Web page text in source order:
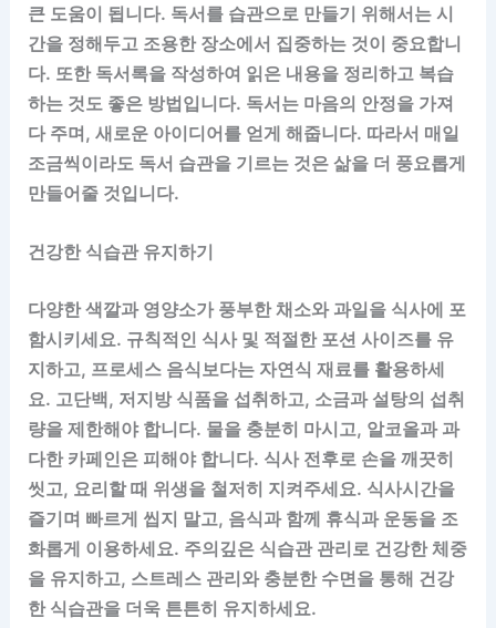
큰 도움이 됩니다. 독서를 습관으로 만들기 위해서는 시
간을 정해두고 조용한 장소에서 집중하는 것이 중요합니
다. 또한 독서록을 작성하여 읽은 내용을 정리하고 복습
하는 것도 좋은 방법입니다. 독서는 마음의 안정을 가져
다 주며, 새로운 아이디어를 얻게 해줍니다. 따라서 매일
조금씩이라도 독서 습관을 기르는 것은 삶을 더 풍요롭게
만들어줄 것입니다.
건강한 식습관 유지하기
다양한 색깔과 영양소가 풍부한 채소와 과일을 식사에 포
함시키세요. 규칙적인 식사 및 적절한 포션 사이즈를 유
지하고, 프로세스 음식보다는 자연식 재료를 활용하세
요. 고단백, 저지방 식품을 섭취하고, 소금과 설탕의 섭취
량을 제한해야 합니다. 물을 충분히 마시고, 알코올과 과
다한 카페인은 피해야 합니다. 식사 전후로 손을 깨끗히
씻고, 요리할 때 위생을 철저히 지켜주세요. 식사시간을
즐기며 빠르게 씹지 말고, 음식과 함께 휴식과 운동을 조
화롭게 이용하세요. 주의깊은 식습관 관리로 건강한 체중
을 유지하고, 스트레스 관리와 충분한 수면을 통해 건강
한 식습관을 더욱 튼튼히 유지하세요.